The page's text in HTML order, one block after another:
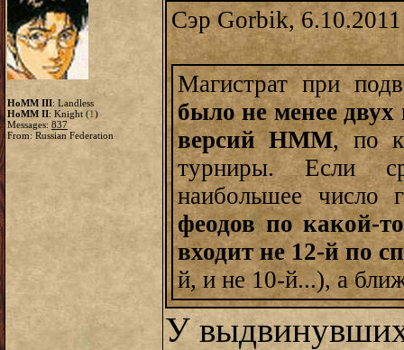
HoMM III: Landless
HoMM II: Knight (1)
Messages: 837
From: Russian Federation
Сэр Gorbik,
Магистрат при
было не менее
версий НММ, по
турниры. Если
наибольшее число
феодов по какой-
входит не 12-й по
й, и не 10-й...), а
У